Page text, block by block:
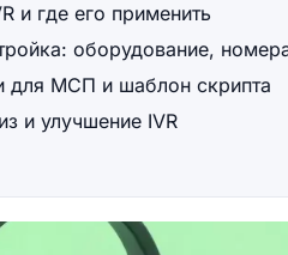
и где его применить
оборудование,
для МСП и шаблон скрипта
и улучшение IVR